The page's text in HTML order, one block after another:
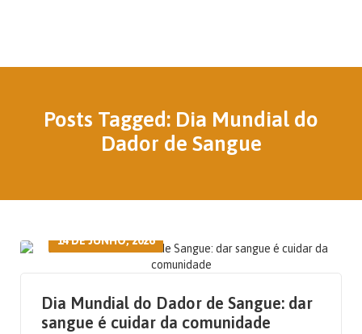
Posts Tagged: Dia Mundial do
Dador de Sangue
14 DE JUNHO, 2026
Dia Mundial do Dador de Sangue: dar
sangue é cuidar da comunidade